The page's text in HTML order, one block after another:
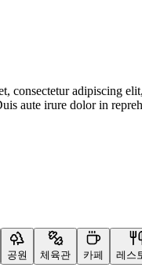
consectetur adipiscing
aute irure dolor in
공원 체육관 카페 레스